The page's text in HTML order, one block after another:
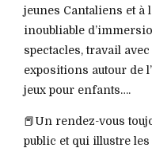
jeunes Cantaliens et à
inoubliable
spectacles, travail
expositions autour de
jeux pour enfants….
📕Un rendez-vous
public et qui illustre